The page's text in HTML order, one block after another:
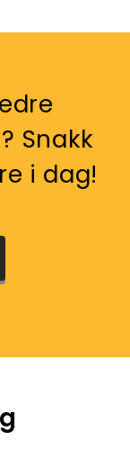
Snakk
i dag!